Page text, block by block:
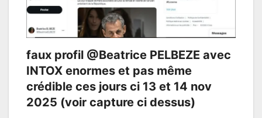
faux profil @Beatrice PELBEZE avec
INTOX enormes et pas même
crédible ces jours ci 13 et 14 nov
2025 (voir capture ci dessus)